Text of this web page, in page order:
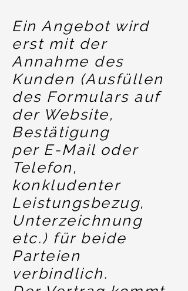
Ein Angebot wird
erst mit der
Annahme des
Kunden (Ausfüllen
des Formulars auf
der Website,
Bestätigung
per E-Mail oder
Telefon,
konkludenter
Leistungsbezug,
Unterzeichnung
etc.) für beide
Parteien
verbindlich.